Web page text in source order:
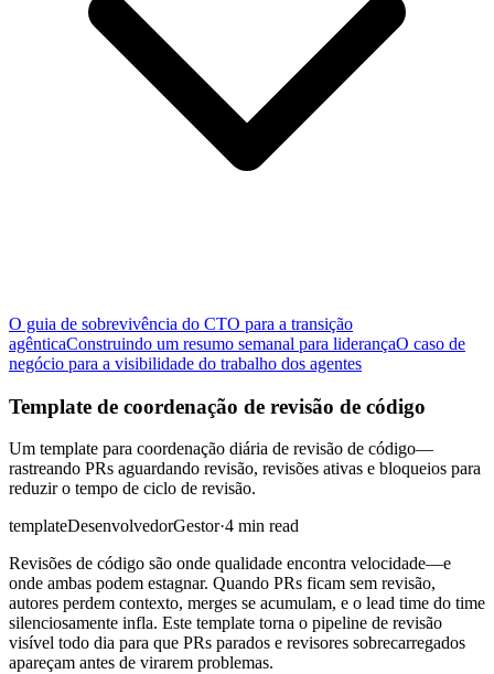
O guia de sobrevivência do CTO para a transição
agênticaConstruindo um resumo semanal para liderançaO caso de
negócio para a visibilidade do trabalho dos agentes
Template de coordenação de revisão de código
Um template para coordenação diária de revisão de código—
rastreando PRs aguardando revisão, revisões ativas e bloqueios para
reduzir o tempo de ciclo de revisão.
templateDesenvolvedorGestor·4 min read
Revisões de código são onde qualidade encontra velocidade—e
onde ambas podem estagnar. Quando PRs ficam sem revisão,
autores perdem contexto, merges se acumulam, e o lead time do time
silenciosamente infla. Este template torna o pipeline de revisão
visível todo dia para que PRs parados e revisores sobrecarregados
apareçam antes de virarem problemas.